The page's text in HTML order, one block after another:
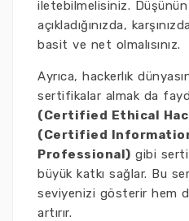
iletebilmelisiniz.
açıkladığınızda,
basit ve net olmalısınız.
Ayrıca, hackerlık
sertifikalar almak da
(Certified Ethical
(Certified
Professional) gibi
büyük katkı sağlar. Bu
seviyenizi gösterir hem
artırır.